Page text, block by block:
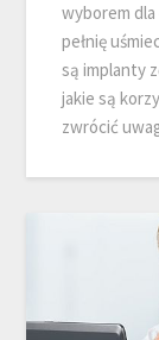
wyborem
pełnię
są implanty
jakie są
zwrócić